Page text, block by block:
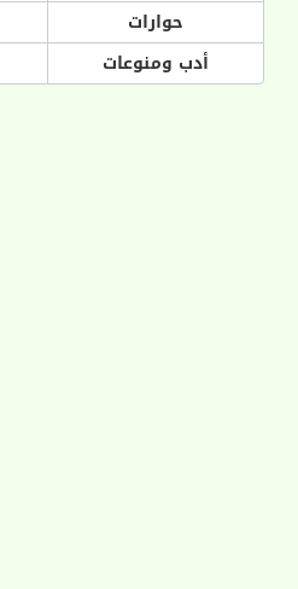
حوارات
أدب ومنوعات